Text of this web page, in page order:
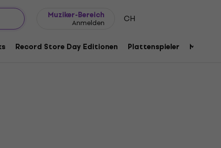
Muziker-Bereich
Anmelden CH
Record Store Day Editionen Plattenspieler Musik